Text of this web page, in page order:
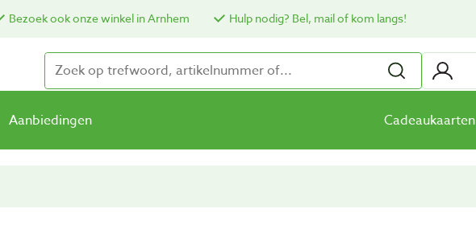
Bezoek ook onze winkel in Arnhem Hulp nodig? Bel, mail of kom langs!
Aanbiedingen Cadeaukaarten